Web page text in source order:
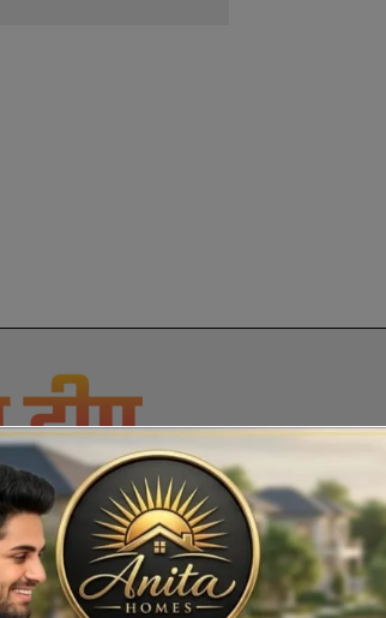
SOCIAL MEDIA